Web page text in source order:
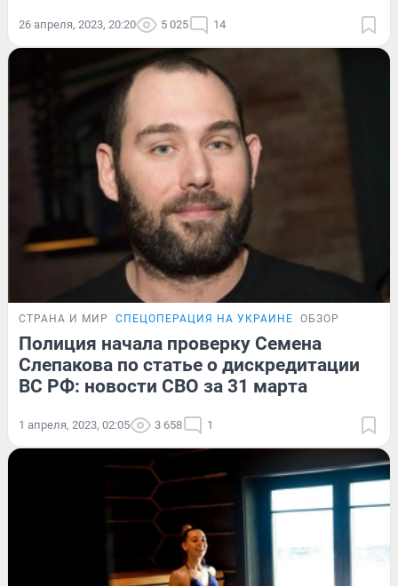
26 апреля, 2023, 20:20 5 025 14
СТРАНА И МИР СПЕЦОПЕРАЦИЯ НА УКРАИНЕ ОБЗОР
Полиция начала проверку Семена
Слепакова по статье о дискредитации
ВС РФ: новости СВО за 31 марта
1 апреля, 2023, 02:05 3 658 1